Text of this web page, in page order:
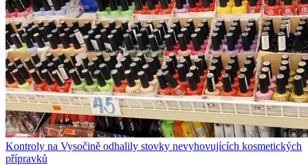
Kontroly na Vysočině odhalily stovky nevyhovujících kosmetických
přípravků